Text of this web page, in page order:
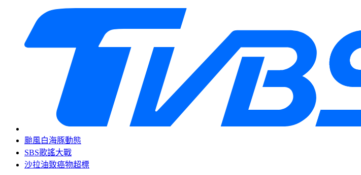
颱風白海豚動態
SBS歌謠大戰
沙拉油致癌物超標